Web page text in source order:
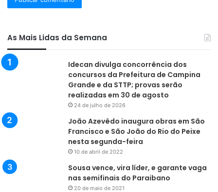
As Mais Lidas da Semana
Idecan divulga concorrência dos
concursos da Prefeitura de Campina
Grande e da STTP; provas serão
realizadas em 30 de agosto
24 de julho de 2026
João Azevêdo inaugura obras em São
Francisco e São João do Rio do Peixe
nesta segunda-feira
10 de abril de 2022
Sousa vence, vira líder, e garante vaga
nas semifinais do Paraibano
20 de maio de 2021